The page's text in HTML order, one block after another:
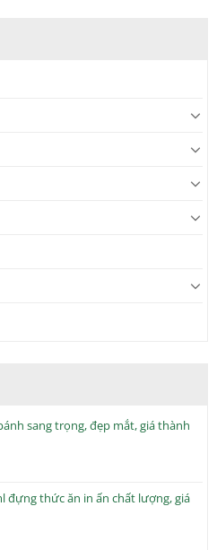
sang trọng, đẹp mắt, giá thành
đựng thức ăn in ấn chất lượng, giá